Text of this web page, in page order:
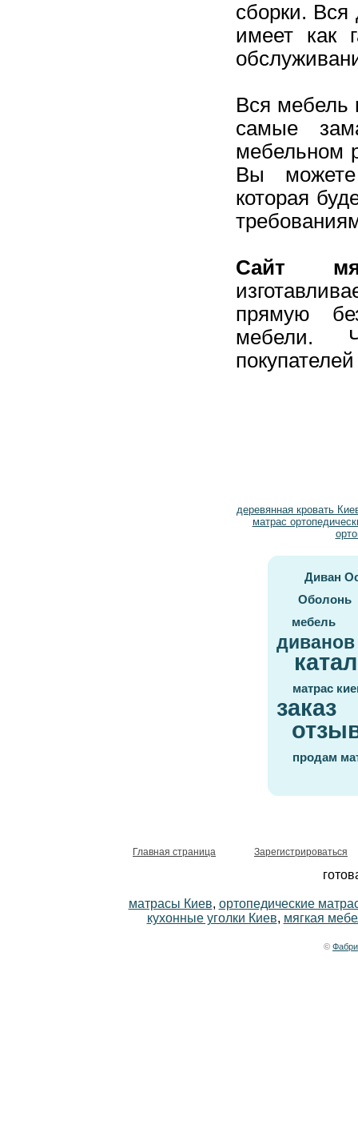
сборки.
имеет как
Вся мебель
самые
мебельном
Вы можете
которая
Сайт
прямую
мебели.
деревянная кровать
матрас
Диван
Оболонь
мебель
диванов
матрас
заказ
продам
Главная страница Зарегистрироваться
матрасы Киев, ортопедические
кухонные уголки Киев, мягкая
©